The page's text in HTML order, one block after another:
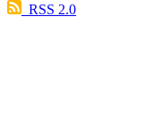
RSS 2.0